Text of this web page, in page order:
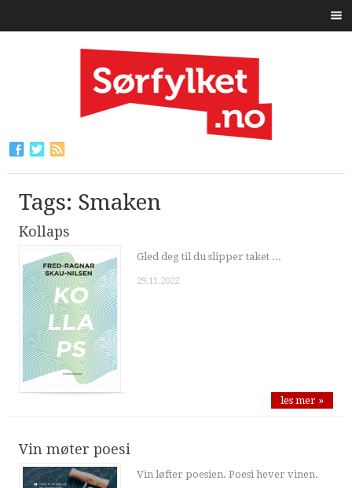
Tags: Smaken
Kollaps
Gled deg til du slipper taket ...
29.11.2022
les mer »
Vin møter poesi
Vin løfter poesien. Poesi hever vinen.